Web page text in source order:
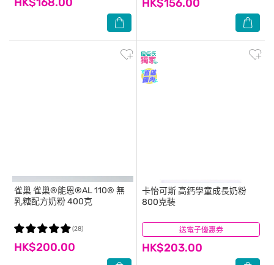
HK$156.00
雀巢雀巢®能恩®AL 110® 無
乳糖配方奶粉 400克
HK$200.00
(28) 送電子優惠券
卡怡可斯高鈣學童成長奶粉
800克裝
HK$203.00
(8)